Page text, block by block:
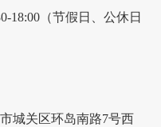
-18:00 （节假日、公休日
城关区环岛南路7号西